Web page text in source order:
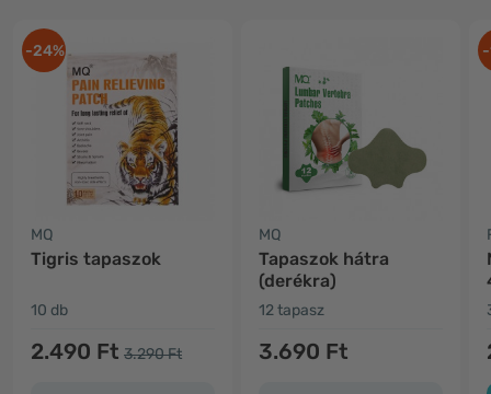
-24%
MQ
Tigris tapaszok
10 db
2.490 Ft 3.290 Ft
MQ
Tapaszok hátra
(derékra)
12 tapasz
3.690 Ft